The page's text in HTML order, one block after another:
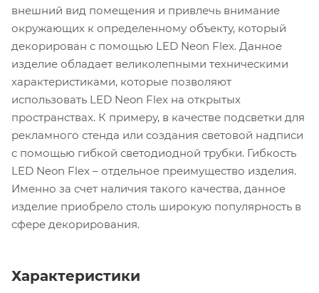
внешний вид помещения и привлечь внимание
окружающих к определенному объекту, который
декорирован с помощью LED Neon Flex. Данное
изделие обладает великолепными техническими
характеристиками, которые позволяют
использовать LED Neon Flex на открытых
пространствах. К примеру, в качестве подсветки для
рекламного стенда или создания световой надписи
с помощью гибкой светодиодной трубки. Гибкость
LED Neon Flex – отдельное преимущество изделия.
Именно за счет наличия такого качества, данное
изделие приобрело столь широкую популярность в
сфере декорирования.
Характеристики